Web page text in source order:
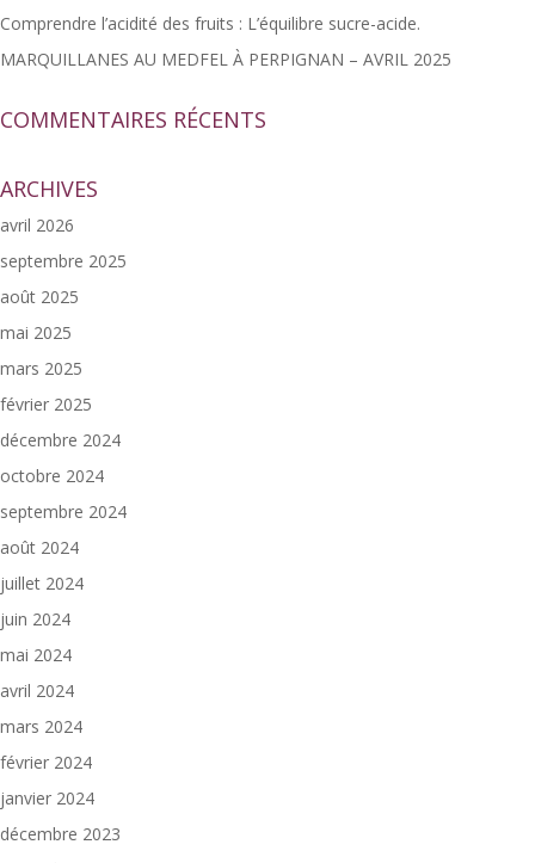
Comprendre l’acidité des fruits : L’équilibre sucre-acide.
MARQUILLANES AU MEDFEL À PERPIGNAN – AVRIL 2025
COMMENTAIRES RÉCENTS
ARCHIVES
avril 2026
septembre 2025
août 2025
mai 2025
mars 2025
février 2025
décembre 2024
octobre 2024
septembre 2024
août 2024
juillet 2024
juin 2024
mai 2024
avril 2024
mars 2024
février 2024
janvier 2024
décembre 2023